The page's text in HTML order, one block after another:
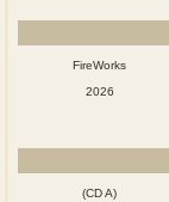
FireWorks
2026
(CD A)